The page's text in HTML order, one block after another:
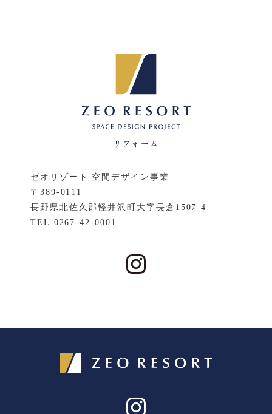
ゼオリゾート 空間デザイン事業
〒389-0111
長野県北佐久郡軽井沢町大字長倉1507-4
TEL. 0267-42-0001